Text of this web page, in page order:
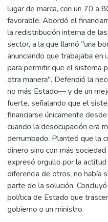
lugar de marca, con un 70 a
favorable. Abordó el
la redistribución interna de
sector, a la que llamó "una
anunciando que trabajaba en
para permitir que el sistema
otra manera". Defendió la
no más Estado— y de un
fuerte, señalando que el
financiarse únicamente
cuando la desocupación era
derrumbado. Planteó que la
dinero sino con más
expresó orgullo por la
diferencia de otros, no había
parte de la solución.
política de Estado que
gobierno o un ministro.